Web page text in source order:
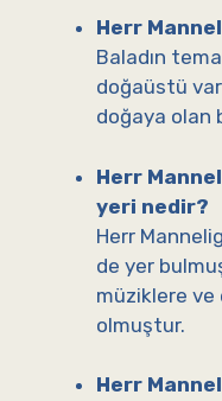
Herr
Baladın
doğaüstü
doğaya olan
Herr
yeri nedir?
Herr
de yer
müziklere ve
olmuştur.
Herr